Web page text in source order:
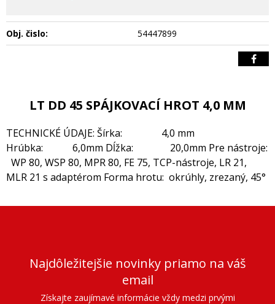
Obj. čislo: 54447899
LT DD 45 SPÁJKOVACÍ HROT 4,0 MM
TECHNICKÉ ÚDAJE: Šírka: 4,0 mm
Hrúbka: 6,0mm Dĺžka: 20,0mm Pre nástroje:
WP 80, WSP 80, MPR 80, FE 75, TCP-nástroje, LR 21,
MLR 21 s adaptérom Forma hrotu: okrúhly, zrezaný, 45°
Najdôležitejšie novinky priamo na váš
email
Získajte zaujímavé informácie vždy medzi prvými